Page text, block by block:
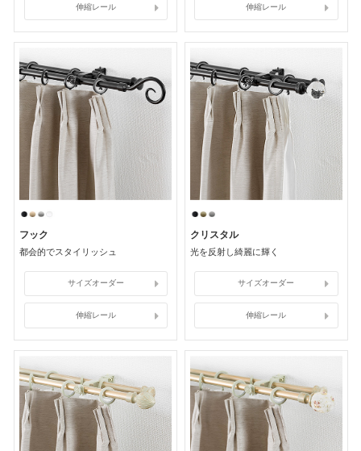
伸縮レール 伸縮レール
フック
都会的でスタイリッシュ
サイズオーダー
伸縮レール
クリスタル
光を反射し綺麗に輝く
サイズオーダー
伸縮レール